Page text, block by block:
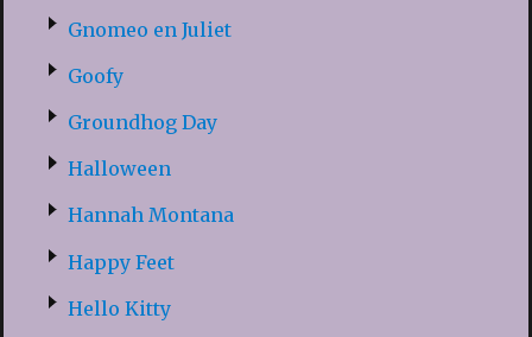
Gnomeo en Juliet
Goofy
Groundhog Day
Halloween
Hannah Montana
Happy Feet
Hello Kitty